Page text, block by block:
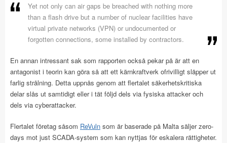
Yet not only can air gaps be breached with nothing more
than a flash drive but a number of nuclear facilities have
virtual private networks (VPN) or undocumented or
forgotten connections, some installed by contractors.
En annan intressant sak som rapporten också pekar på är att en
antagonist i teorin kan göra så att ett kärnkraftverk ofrivilligt släpper ut
farlig strålning. Detta uppnås genom att flertalet säkerhetskritiska
delar slås ut samtidigt eller i tät följd dels via fysiska attacker och
dels via cyberattacker.
Flertalet företag såsom ReVuln som är baserade på Malta säljer zero-
days mot just SCADA-system som kan nyttjas för eskalera rättigheter.